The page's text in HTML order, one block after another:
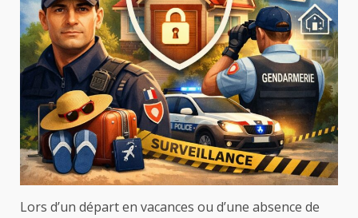
Lors d’un départ en vacances ou d’une absence de